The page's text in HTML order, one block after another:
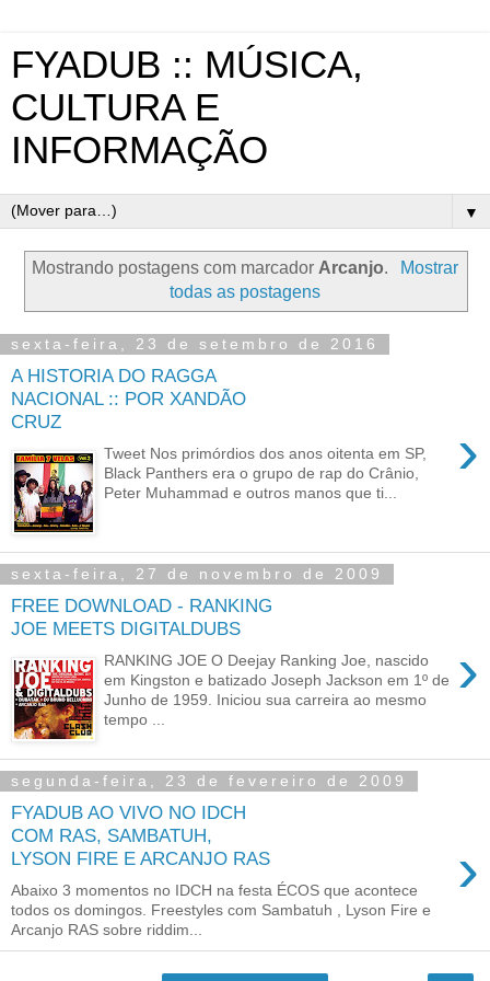
FYADUB :: MÚSICA,
CULTURA E
INFORMAÇÃO
▼
Mostrando postagens com marcador Arcanjo.
Mostrar
todas as postagens
sexta-feira, 23 de setembro de 2016
A HISTORIA DO RAGGA
NACIONAL :: POR XANDÃO
CRUZ
›
Tweet Nos primórdios dos anos oitenta em SP,
Black Panthers era o grupo de rap do Crânio,
Peter Muhammad e outros manos que ti...
sexta-feira, 27 de novembro de 2009
FREE DOWNLOAD - RANKING
JOE MEETS DIGITALDUBS
›
RANKING JOE O Deejay Ranking Joe, nascido
em Kingston e batizado Joseph Jackson em 1º de
Junho de 1959. Iniciou sua carreira ao mesmo
tempo ...
segunda-feira, 23 de fevereiro de 2009
FYADUB AO VIVO NO IDCH
COM RAS, SAMBATUH,
LYSON FIRE E ARCANJO RAS
›
Abaixo 3 momentos no IDCH na festa ÉCOS que acontece
todos os domingos. Freestyles com Sambatuh , Lyson Fire e
Arcanjo RAS sobre riddim...